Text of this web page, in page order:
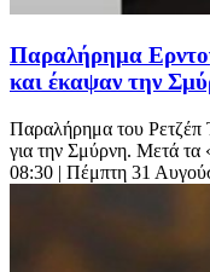
Παραλήρημα
και έκαψαν την
Παραλήρημα του Ρετζέπ
για την Σμύρνη. Μετά τα
08:30 | Πέμπτη 31